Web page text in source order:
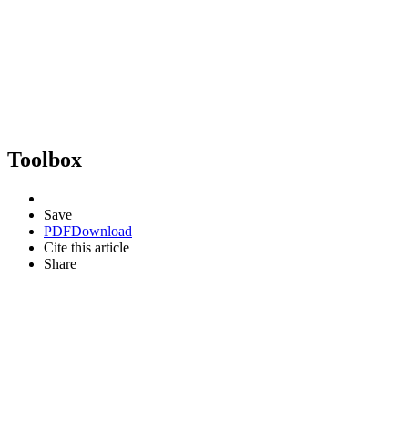
Toolbox
Save
PDFDownload
Cite this article
Share